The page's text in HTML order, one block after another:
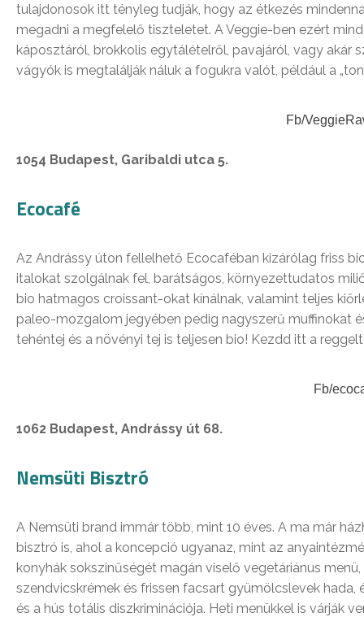
tulajdonosok itt tényleg tudják, hogy az étkezés
megadni a megfelelő tiszteletet. A Veggie-ben ezért
káposztáról, brokkolis egytálételről, pavajáról, vagy akár
vágyók is megtalálják náluk a fogukra valót, például a
Fb/
1054 Budapest, Garibaldi utca 5.
Ecocafé
Az Andrássy úton fellelhető Ecocaféban kizárólag friss
italokat szolgálnak fel, barátságos, környezettudatos
bio hatmagos croissant-okat kínálnak, valamint teljes
paleo-mozgalom jegyében pedig nagyszerű muffinokat
tehéntej és a növényi tej is teljesen bio! Kezdd itt a
Fb/
1062 Budapest, Andrássy út 68.
Nemsüti Bisztró
A Nemsüti brand immár több, mint 10 éves. A ma már
bisztró is, ahol a koncepció ugyanaz, mint az
konyhák sokszínűségét magán viselő vegetáriánus
szendvicskrémek és frissen facsart gyümölcslevek hada,
és a hús totális diszkriminációja. Heti menükkel is várják